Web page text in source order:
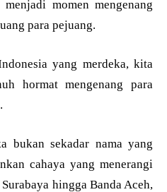
momen mengenang
para pejuang.
yang merdeka, kita
hormat mengenang para
bukan sekadar nama yang
cahaya yang menerangi
hingga Banda Aceh,